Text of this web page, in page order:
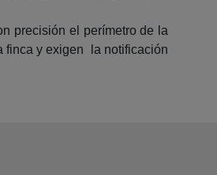
precisión el perímetro de la
finca y exigen la notificación